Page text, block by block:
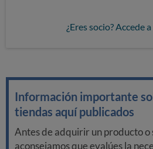
¿Eres socio? Accede
Información importante
tiendas aquí publicados
Antes de adquirir un producto o
aconsejamos que evalúes la